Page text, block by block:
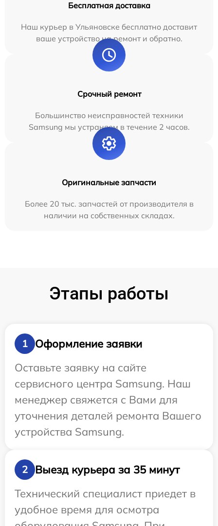
Бесплатная доставка
Наш курьер в Ульяновске бесплатно доставит
ваше устройство на ремонт и обратно.
Срочный ремонт
Большинство неисправностей техники
Samsung мы устраняем в течение 2 часов.
Оригинальные запчасти
Более 20 тыс. запчастей от производителя в
наличии на собственных складах.
Этапы работы
1
Оформление заявки
Оставьте заявку на сайте
сервисного центра Samsung. Наш
менеджер свяжется с Вами для
уточнения деталей ремонта Вашего
устройства Samsung.
2
Выезд курьера за 35 минут
Технический специалист приедет в
удобное время для осмотра